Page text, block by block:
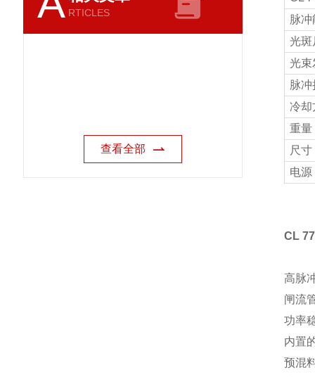
RTICLES
查看全部
脉
光斑
光束
脉
冷却
重量
尺寸
电源
CL
高脉
闸流
功率
内置
预混